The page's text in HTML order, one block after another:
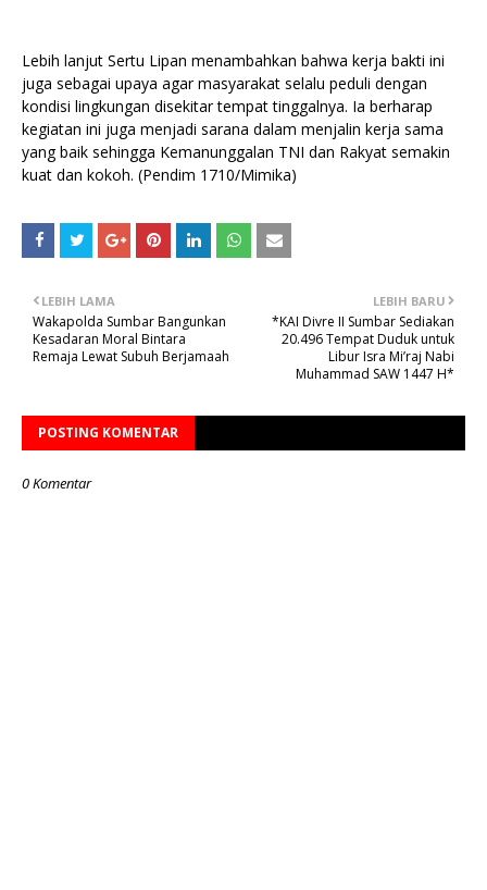
Lebih lanjut Sertu Lipan menambahkan bahwa kerja bakti ini
juga sebagai upaya agar masyarakat selalu peduli dengan
kondisi lingkungan disekitar tempat tinggalnya. Ia berharap
kegiatan ini juga menjadi sarana dalam menjalin kerja sama
yang baik sehingga Kemanunggalan TNI dan Rakyat semakin
kuat dan kokoh. (Pendim 1710/Mimika)
LEBIH BARU
*KAI Divre II Sumbar Sediakan
20.496 Tempat Duduk untuk
Libur Isra Mi’raj Nabi
Muhammad SAW 1447 H*
LEBIH LAMA
Wakapolda Sumbar Bangunkan
Kesadaran Moral Bintara
Remaja Lewat Subuh Berjamaah
POSTING KOMENTAR
0 Komentar